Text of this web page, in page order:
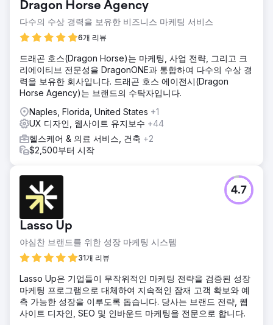
Dragon Horse Agency
다수의 수상 경력을 보유한 비즈니스 마케팅 서비스
6개 리뷰
드래곤 호스(Dragon Horse)는 마케팅, 사업 전략, 그리고 크
리에이티브 전문성을 DragonONE과 통합하여 다수의 수상 경
력을 보유한 회사입니다. 드래곤 호스 에이전시(Dragon
Horse Agency)는 브랜드의 수탁자입니다.
Naples, Florida, United States +1
UX 디자인, 웹사이트 유지보수 +44
헬스케어 & 의료 서비스, 건축 +2
$2,500부터 시작
Lasso Up
야심찬 브랜드를 위한 성장 마케팅 시스템
31개 리뷰
4.7
Lasso Up은 기업들이 무작위적인 마케팅 전략을 검증된 성장
마케팅 프로그램으로 대체하여 지속적인 잠재 고객 확보와 예
측 가능한 성장을 이루도록 돕습니다. 당사는 브랜드 전략, 웹
사이트 디자인, SEO 및 인바운드 마케팅을 전문으로 합니다.